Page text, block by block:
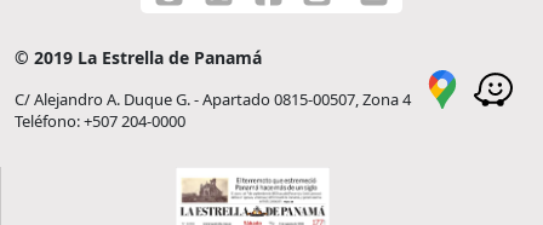
© 2019 La Estrella de Panamá
C/ Alejandro A. Duque G. - Apartado 0815-00507, Zona 4
Teléfono: +507 204-0000